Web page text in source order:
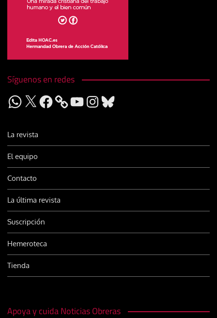
Síguenos en redes
WhatsApp
X Facebook YouTubeInstagram
Bluesky
La revista
El equipo
Contacto
La última revista
Suscripción
Hemeroteca
Tienda
Apoya y cuida Noticias Obreras